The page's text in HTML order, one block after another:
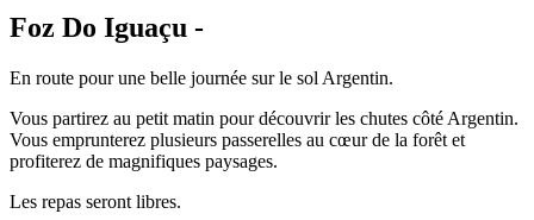
Foz Do Iguaçu -
En route pour une belle journée sur le sol Argentin.
Vous partirez au petit matin pour découvrir les chutes côté Argentin.
Vous emprunterez plusieurs passerelles au cœur de la forêt et
profiterez de magnifiques paysages.
Les repas seront libres.